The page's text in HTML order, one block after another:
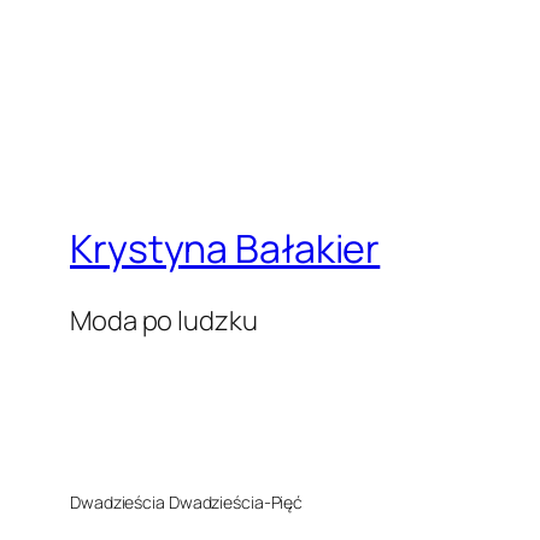
Krystyna Bałakier
Moda po ludzku
Dwadzieścia Dwadzieścia-Pięć